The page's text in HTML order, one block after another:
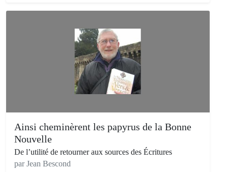
Ainsi cheminèrent les papyrus de la Bonne
Nouvelle
De l’utilité de retourner aux sources des Écritures
par Jean Bescond